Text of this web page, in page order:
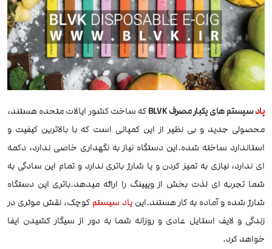
پادسیستم های یکبار مصرف BLVK
که ساخت کشور ایالات متحده هستند،
محصولی جدید و بی نظیر از این کمپانی است که با بالاترین کیفیت و
استاندارد ساخته شده.این دستگاه نیاز به نگهداری خاصی ندارد، دکمه
ای ندارد، نیازی به تمیز کردن و یا شارژ باتری ندارد و تمام این سادگی به
شما تجربه ای لذت بخش از ویپینگ را ارائه میدهد.باتری این دستگاه
شارژ شده و آماده به کار هستند.اینپاد سیستم کوچک، نقش موثری در
زندگی و لایف استایل عادی و روزانه شما به دور از سیگار کشیدن ایفا
خواهد کرد.